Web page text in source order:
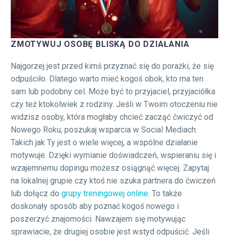
ZMOTYWUJ OSOBĘ BLISKĄ DO DZIAŁANIA
Najgorzej jest przed kimś przyznać się do porażki, że się
odpuściło. Dlatego warto mieć kogoś obok, kto ma ten
sam lub podobny cel. Może być to przyjaciel, przyjaciółka
czy też ktokolwiek z rodziny. Jeśli w Twoim otoczeniu nie
widzisz osoby, która mogłaby chcieć zacząć ćwiczyć od
Nowego Roku, poszukaj wsparcia w Social Mediach.
Takich jak Ty jest o wiele więcej, a wspólne działanie
motywuje. Dzięki wymianie doświadczeń, wspieraniu się i
wzajemnemu dopingu możesz osiągnąć więcej. Zapytaj
na lokalnej grupie czy ktoś nie szuka partnera do ćwiczeń
lub dołącz do grupy treningowej online. To także
doskonały sposób aby poznać kogoś nowego i
poszerzyć znajomości. Nawzajem się motywując
sprawiacie, że drugiej osobie jest wstyd odpuścić. Jeśli